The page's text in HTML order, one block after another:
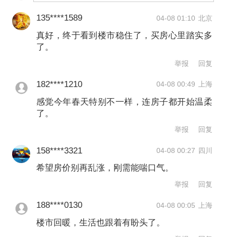
135****1589 04-08 01:10 北京
真好，终于看到楼市稳住了，买房心里踏实多
了。
举报 回复
182****1210 04-08 00:49 上海
感觉今年春天特别不一样，连房子都开始温柔
了。
举报 回复
158****3321 04-08 00:27 四川
希望房价别再乱涨，刚需能喘口气。
举报 回复
188****0130 04-08 00:05 上海
楼市回暖，生活也跟着有盼头了。